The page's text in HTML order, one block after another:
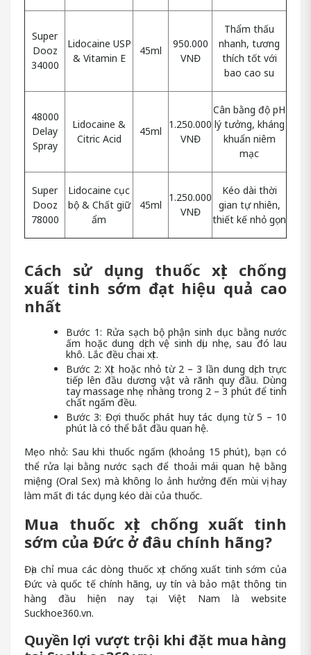
Super
Dooz
34000
Lidocaine USP
& Vitamin E
45ml
950.000
VNĐ
Thẩm thấu
nhanh, tương
thích tốt với
bao cao su
48000
Delay
Spray
Lidocaine &
Citric Acid
45ml
1.250.000
VNĐ
Cân bằng độ pH
lý tưởng, kháng
khuẩn niêm
mạc
Super
Dooz
78000
Lidocaine cục
bộ & Chất giữ
ẩm
45ml
1.250.000
VNĐ
Kéo dài thời
gian tự nhiên,
thiết kế nhỏ gọn
Cách sử dụng thuốc xịt chống
xuất tinh sớm đạt hiệu quả cao
nhất
Bước 1: Rửa sạch bộ phận sinh dục bằng nước
ấm hoặc dung dịch vệ sinh dịu nhẹ, sau đó lau
khô. Lắc đều chai xịt.
Bước 2: Xịt hoặc nhỏ từ 2 – 3 lần dung dịch trực
tiếp lên đầu dương vật và rãnh quy đầu. Dùng
tay massage nhẹ nhàng trong 2 – 3 phút để tinh
chất ngấm đều.
Bước 3: Đợi thuốc phát huy tác dụng từ 5 – 10
phút là có thể bắt đầu quan hệ.
Mẹo nhỏ: Sau khi thuốc ngấm (khoảng 15 phút), bạn có
thể rửa lại bằng nước sạch để thoải mái quan hệ bằng
miệng (Oral Sex) mà không lo ảnh hưởng đến mùi vị hay
làm mất đi tác dụng kéo dài của thuốc.
Mua thuốc xịt chống xuất tinh
sớm của Đức ở đâu chính hãng?
Địa chỉ mua các dòng thuốc xịt chống xuất tinh sớm của
Đức và quốc tế chính hãng, uy tín và bảo mật thông tin
hàng đầu hiện nay tại Việt Nam là website
Suckhoe360.vn.
Quyền lợi vượt trội khi đặt mua hàng